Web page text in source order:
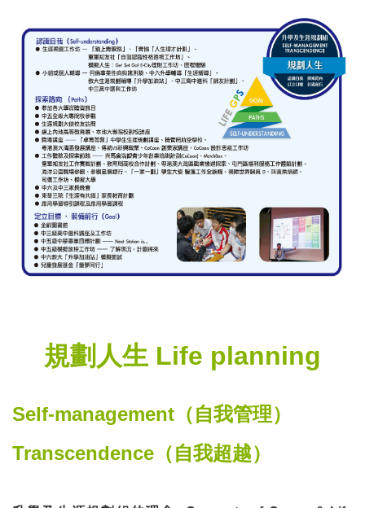
規劃人生 Life planning
Self-management （自我管理）
Transcendence （自我超越）